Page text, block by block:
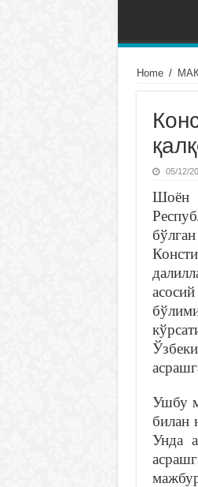
Home /
05/12/
Шоён
Ушбу
билан
Унда